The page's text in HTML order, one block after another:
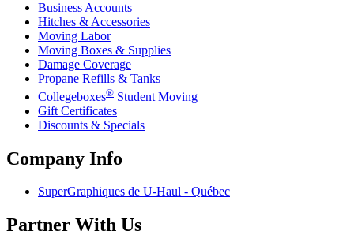
Business Accounts
Hitches & Accessories
Moving Labor
Moving Boxes & Supplies
Damage Coverage
Propane Refills & Tanks
Collegeboxes® Student Moving
Gift Certificates
Discounts & Specials
Company Info
SuperGraphiques de U-Haul - Québec
Partner With Us